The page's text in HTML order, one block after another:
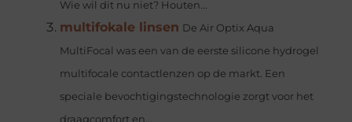
Wie wil dit nu niet? Houten...
multifokale linsen De Air Optix Aqua
MultiFocal was een van de eerste silicone hydrogel
multifocale contactlenzen op de markt. Een
speciale bevochtigingstechnologie zorgt voor het
draagcomfort en...